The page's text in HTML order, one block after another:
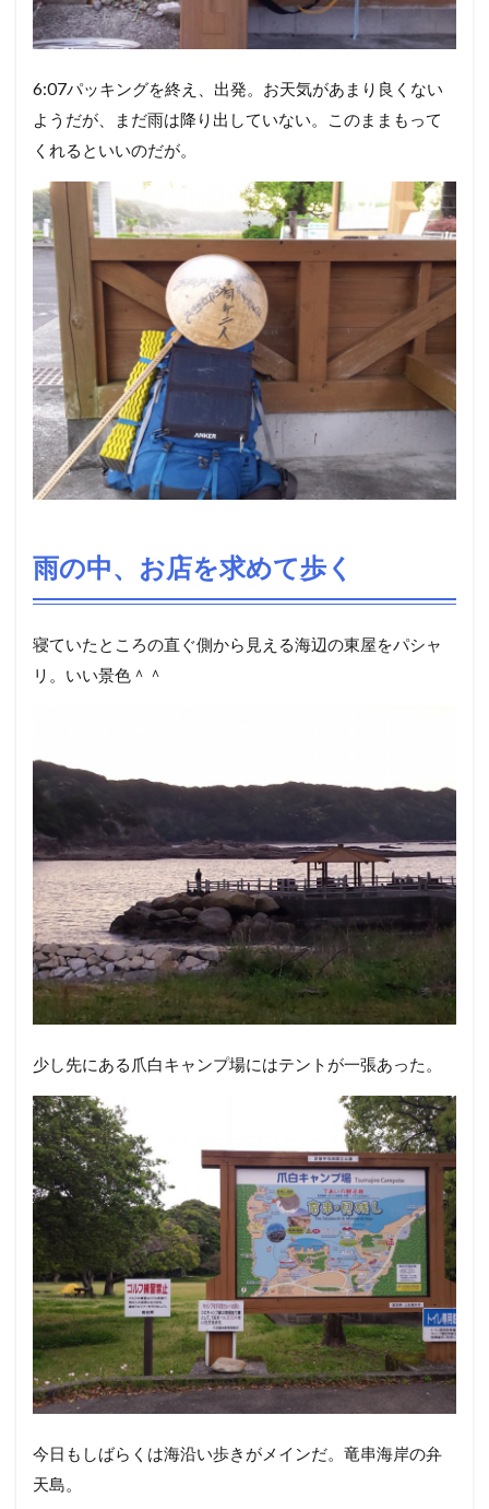
6:07パッキングを終え、出発。お天気があまり良くない
ようだが、まだ雨は降り出していない。このままもって
くれるといいのだが。
雨の中、お店を求めて歩く
寝ていたところの直ぐ側から見える海辺の東屋をパシャ
リ。いい景色＾＾
少し先にある爪白キャンプ場にはテントが一張あった。
今日もしばらくは海沿い歩きがメインだ。竜串海岸の弁
天島。